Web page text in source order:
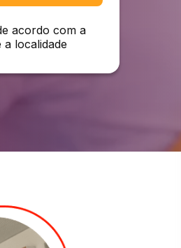
acordo com a
localidade